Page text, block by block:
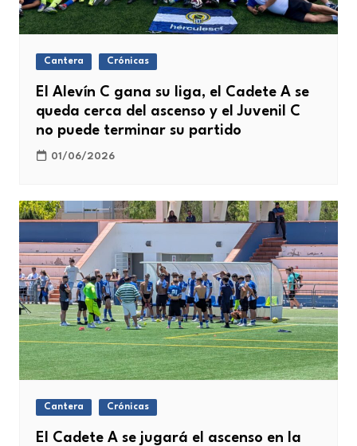
Cantera Crónicas
El Alevín C gana su liga, el Cadete A se
queda cerca del ascenso y el Juvenil C
no puede terminar su partido
01/06/2026
Cantera Crónicas
El Cadete A se jugará el ascenso en la